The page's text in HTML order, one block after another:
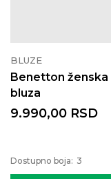
BLUZE
Benetton
bluza
9.990,00 RSD
Dostupno boja: 3